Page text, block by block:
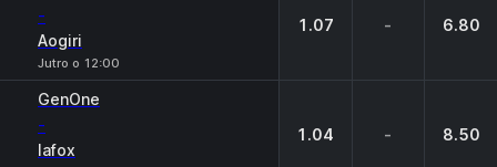
-
Aogiri
Jutro o 12:00
1.07 - 6.80
GenOne
-
lafox
1.04 - 8.50